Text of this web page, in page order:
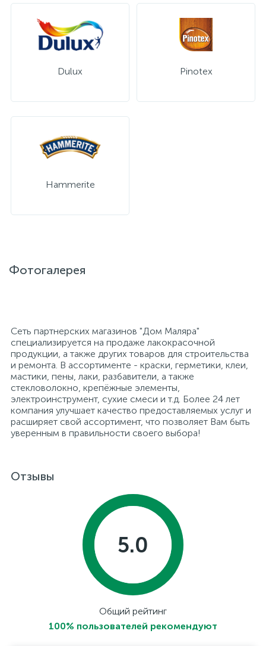
Dulux Pinotex
Hammerite
Фотогалерея
Сеть партнерских магазинов "Дом Маляра"
специализируется на продаже лакокрасочной
продукции, а также других товаров для строительства
и ремонта. В ассортименте - краски, герметики, клеи,
мастики, пены, лаки, разбавители, а также
стекловолокно, крепёжные элементы,
электроинструмент, сухие смеси и т.д. Более 24 лет
компания улучшает качество предоставляемых услуг и
расширяет свой ассортимент, что позволяет Вам быть
уверенным в правильности своего выбора!
Отзывы
5.0
Общий рейтинг
100% пользователей рекомендуют